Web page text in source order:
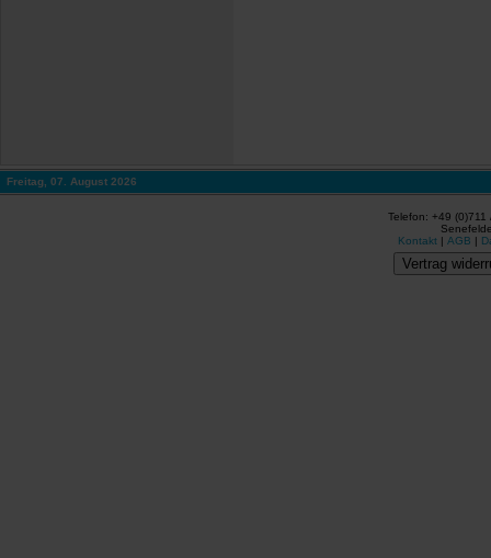
Freitag, 07. August 2026
Telefon: +49
Kontakt | AGB |
Vertrag